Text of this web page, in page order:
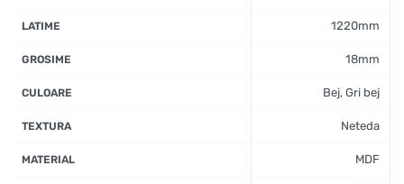
LATIME 1220mm
GROSIME 18mm
CULOARE Bej, Gri bej
TEXTURA Neteda
MATERIAL MDF